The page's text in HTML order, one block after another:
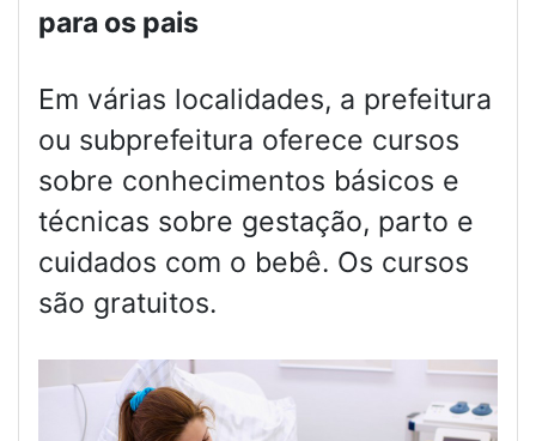
para os pais
Em várias localidades, a prefeitura
ou subprefeitura oferece cursos
sobre conhecimentos básicos e
técnicas sobre gestação, parto e
cuidados com o bebê. Os cursos
são gratuitos.